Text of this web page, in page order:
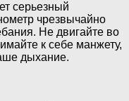
серьезный
чрезвычайно
Не двигайте во
к себе манжету,
дыхание.